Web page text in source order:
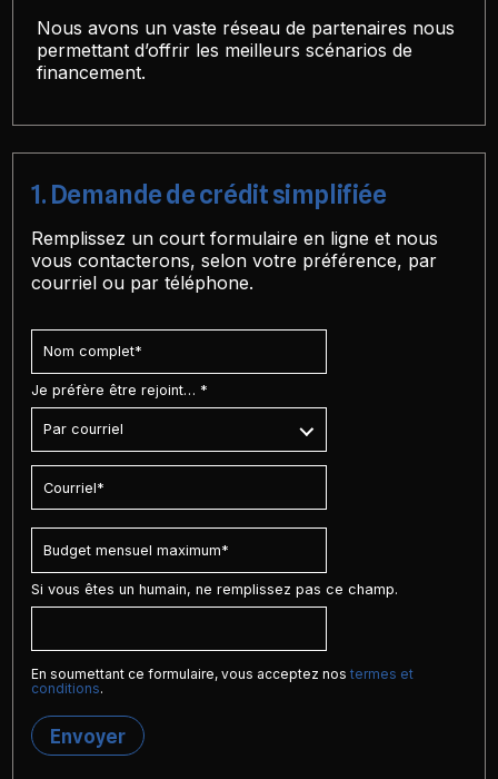
Nous avons un vaste réseau de partenaires nous
permettant d’offrir les meilleurs scénarios de
financement.
1. Demande de crédit simplifiée
Remplissez un court formulaire en ligne et nous
vous contacterons, selon votre préférence, par
courriel ou par téléphone.
Je préfère être rejoint… *
Si vous êtes un humain, ne remplissez pas ce champ.
En soumettant ce formulaire, vous acceptez nostermes et
conditions.
Envoyer